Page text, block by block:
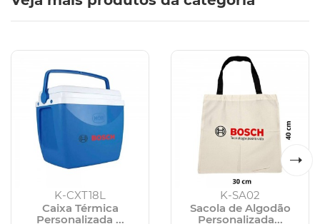
K-CXT18L
Caixa Térmica
Personalizada ...
K-SA02
Sacola de Algodão
Personalizada...